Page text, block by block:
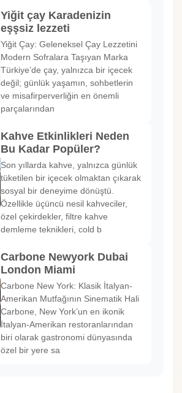
Yiğit çay Karadenizin
eşşsiz lezzeti
Yiğit Çay: Geleneksel Çay Lezzetini
Modern Sofralara Taşıyan Marka
Türkiye’de çay, yalnızca bir içecek
değil; günlük yaşamın, sohbetlerin
ve misafirperverliğin en önemli
parçalarından
Kahve Etkinlikleri Neden
Bu Kadar Popüler?
Son yıllarda kahve, yalnızca günlük
tüketilen bir içecek olmaktan çıkarak
sosyal bir deneyime dönüştü.
Özellikle üçüncü nesil kahveciler,
özel çekirdekler, filtre kahve
demleme teknikleri, cold b
Carbone Newyork Dubai
London Miami
Carbone New York: Klasik İtalyan-
Amerikan Mutfağının Sinematik Hali
Carbone, New York’un en ikonik
İtalyan-Amerikan restoranlarından
biri olarak gastronomi dünyasında
özel bir yere sa